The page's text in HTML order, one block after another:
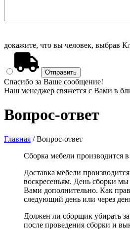
докажите, что вы человек, выбрав
Спасибо за Ваше сообщение!
Наш менеджер свяжется с Вами в
Вопрос-ответ
Главная /Вопрос-ответ
Сборка мебели производится
Доставка мебели
воскресеньям. День сборки мы
Вами дополнительно. Как
следующий день или через
Должен ли сборщик убирать
после проведения сборки и